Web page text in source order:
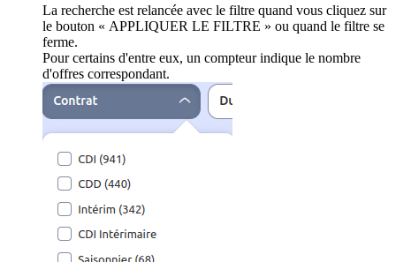
La recherche est relancée avec le filtre quand vous cliquez sur
le bouton « APPLIQUER LE FILTRE » ou quand le filtre se
ferme.
Pour certains d'entre eux, un compteur indique le nombre
d'offres correspondant.